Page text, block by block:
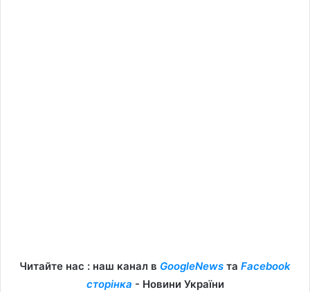
Читайте нас : наш канал в GoogleNews та Facebook
сторінка - Новини України